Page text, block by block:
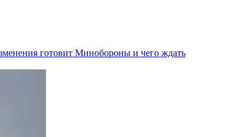
готовит Минобороны и чего ждать